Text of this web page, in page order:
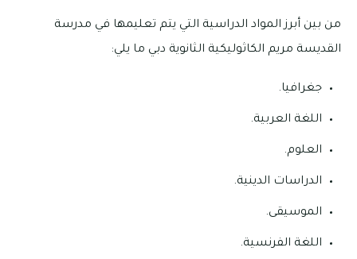
من بين أبرز المواد الدراسية التي يتم تعليمها في مدرسة
القديسة مريم الكاثوليكية الثانوية دبي ما يلي:
جغرافيا.
اللغة العربية.
العلوم.
الدراسات الدينية.
الموسيقى.
اللغة الفرنسية.